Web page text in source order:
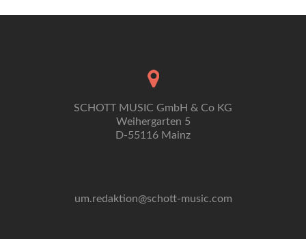
SCHOTT MUSIC GmbH & Co KG
Weihergarten 5
D-55116 Mainz
um.redaktion@schott-music.com